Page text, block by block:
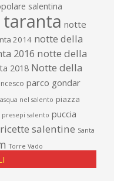
salentina
notte
2014 notte della
2016 notte della
2018 Notte della
parco gondar
nel salento piazza
presepi salento puccia
ricette salentine Santa
Torre Vado